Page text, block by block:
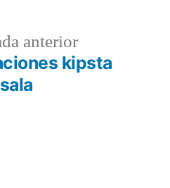
anteriorEntrada
anterior:
kipsta